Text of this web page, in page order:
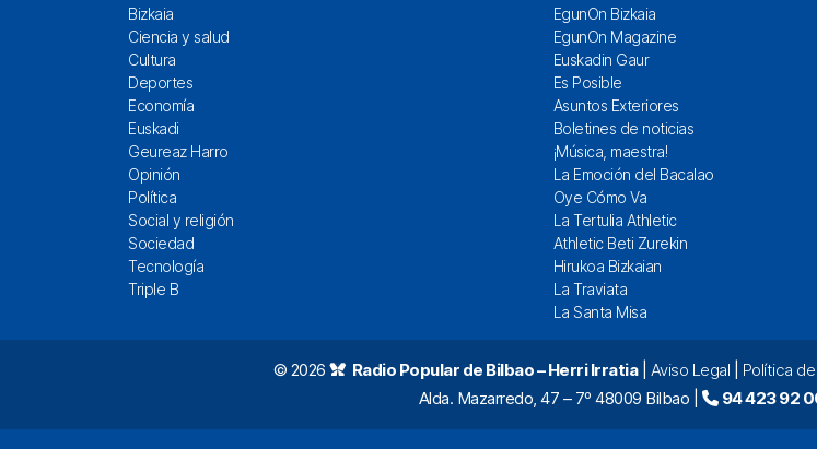
Bizkaia
Ciencia y salud
Cultura
Deportes
Economía
Euskadi
Geureaz Harro
Opinión
Política
Social y religión
Sociedad
Tecnología
Triple B
EgunOn Bizkaia
EgunOn Magazine
Euskadin Gaur
Es Posible
Asuntos Exteriores
Boletines de noticias
¡Música, maestra!
La Emoción del Bacalao
Oye Cómo Va
La Tertulia Athletic
Athletic Beti Zurekin
Hirukoa Bizkaian
La Traviata
La Santa Misa
© 2026 Radio Popular de Bilbao – Herri Irratia| Aviso Legal Política
Alda. Mazarredo, 47 – 7º 48009 Bilbao |
94 423 92